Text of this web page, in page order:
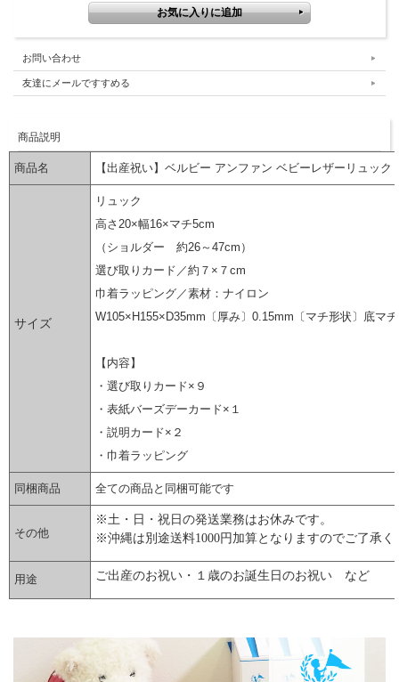
お問い合わせ
友達にメールですすめる
商品説明
商品名 【出産祝い】ベルビー アンファン ベビーレザーリュック
サイズ
リュック
高さ20×幅16×マチ5cm
（ショルダー 約26～47cm）
選び取りカード／約７×７cm
巾着ラッピング／素材：ナイロン
W105×H155×D35mm〔厚み〕0.15mm〔マチ形状〕底マチ
【内容】
・選び取りカード×９
・表紙バーズデーカード×１
・説明カード×２
・巾着ラッピング
同梱商品 全ての商品と同梱可能です
その他
※土・日・祝日の発送業務はお休みです。
※沖縄は別途送料1000円加算となりますのでご了承く
用途 ご出産のお祝い・１歳のお誕生日のお祝い など